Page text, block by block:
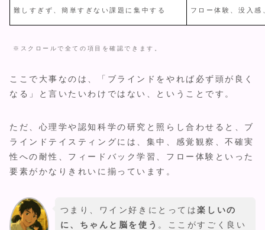
難しすぎず、簡単すぎない課題に集中する フロー体験、没入感
※スクロールで全ての項目を確認できます。
ここで大事なのは、「ブラインドをやれば必ず頭が良く
なる」と言いたいわけではない、ということです。
ただ、心理学や認知科学の研究と照らし合わせると、ブ
ラインドテイスティングには、集中、感覚観察、不確実
性への耐性、フィードバック学習、フロー体験といった
要素がかなりきれいに揃っています。
つまり、ワイン好きにとっては楽しいの
に、ちゃんと脳を使う 。ここがすごく良い